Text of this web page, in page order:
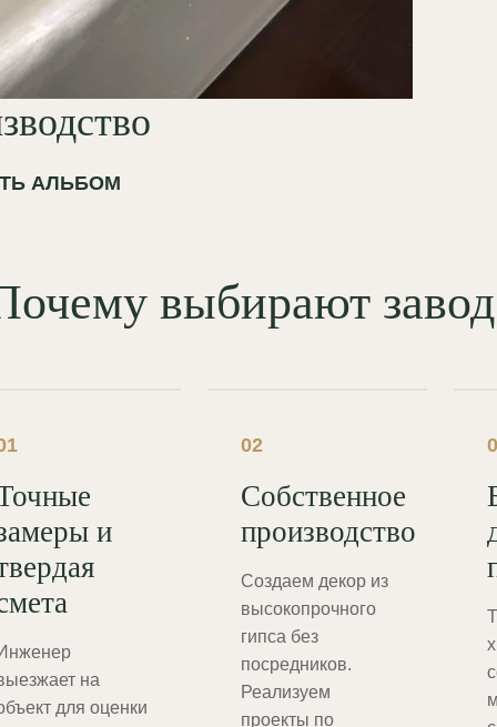
АЛЬБОМ
выбирают
и
на
для оценки
02
Собственное
производство
Создаем декор из
высокопрочного
гипса без
посредников.
Реализуем
проекты по